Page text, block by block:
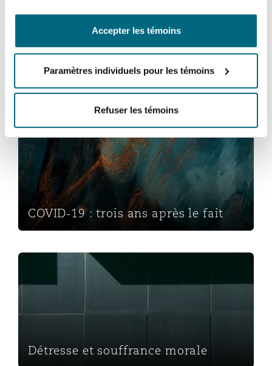
Accepter les témoins
Paramètres individuels pour les témoins
Refuser les témoins
Inflation sociale
COVID-19 : trois ans après le fait
Détresse et souffrance morale
Détresse et souffrance morale